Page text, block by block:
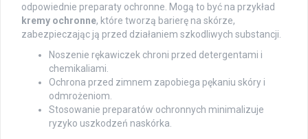
odpowiednie preparaty ochronne. Mogą to być na przykład
kremy ochronne, które tworzą barierę na skórze,
zabezpieczając ją przed działaniem szkodliwych substancji.
Noszenie rękawiczek chroni przed detergentami i
chemikaliami.
Ochrona przed zimnem zapobiega pękaniu skóry i
odmrożeniom.
Stosowanie preparatów ochronnych minimalizuje
ryzyko uszkodzeń naskórka.